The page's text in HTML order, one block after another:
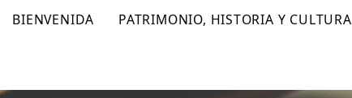
BIENVENIDA PATRIMONIO, HISTORIA Y CULTURA